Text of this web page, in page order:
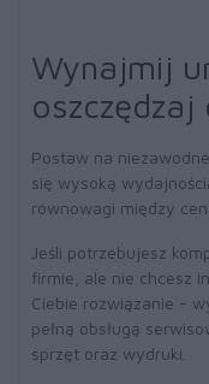
Wynajmij
oszczędzaj
Postaw na
się wysoką
równowagi między
Jeśli potrzebujesz
firmie, ale nie chcesz
Ciebie rozwiązanie -
pełną obsługą
sprzęt oraz wydruki.